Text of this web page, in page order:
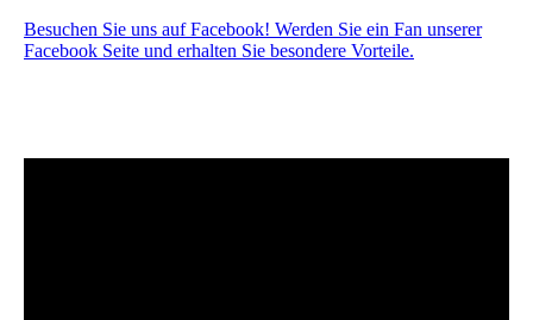
Besuchen Sie uns auf Facebook! Werden Sie ein Fan unserer
Facebook Seite und erhalten Sie besondere Vorteile.